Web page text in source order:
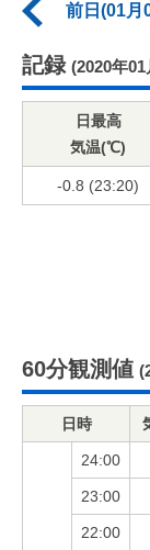
前日(01月
記録 (2020年
日最高
気温(℃)
-0.8 (23:20)
60分観測値
日時
24:00
23:00
22:00